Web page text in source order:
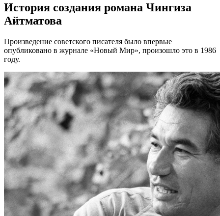
История создания романа Чингиза
Айтматова
Произведение советского писателя было впервые
опубликовано в журнале «Новый Мир», произошло это в 1986
году.